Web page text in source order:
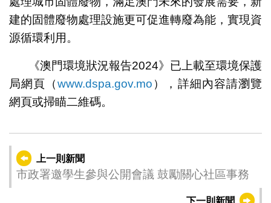
建的固體廢物處理設施更可促進轉廢為能，實現資
源循環利用。
《澳門環境狀況報告2024》已上載至環境保護
局網頁（www.dspa.gov.mo ），詳細內容請瀏覽
網頁或掃瞄二維碼。
上一則新聞
市政署邀學生參與公開會議 鼓勵關心社區事務
下一則新聞